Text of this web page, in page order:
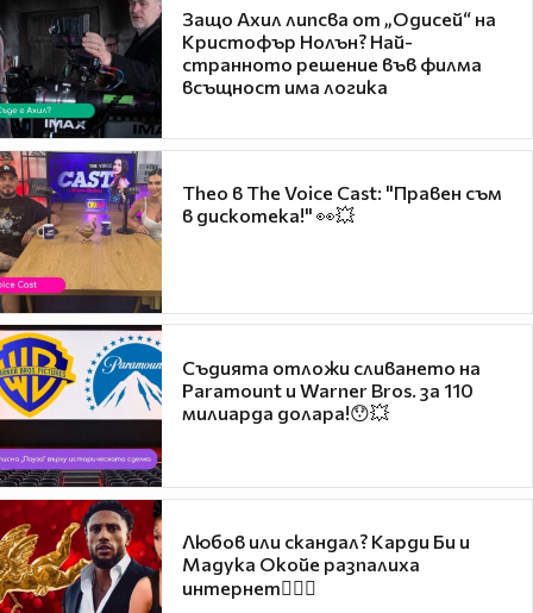
Защо Ахил липсва от „Одисей“ на
Кристофър Нолън? Най-
странното решение във филма
всъщност има логика
Theo в The Voice Cast: "Правен съм
в дискотека!" 👀💥
Съдията отложи сливането на
Paramount и Warner Bros. за 110
милиарда долара!😯💥
Любов или скандал? Карди Би и
Мадука Окойе разпалиха
интернет❤️‍🔥🔥